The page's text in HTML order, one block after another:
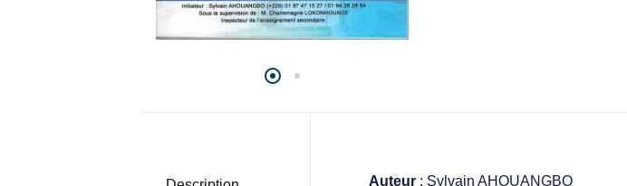
Auteur : Sylvain AHOUANGBO